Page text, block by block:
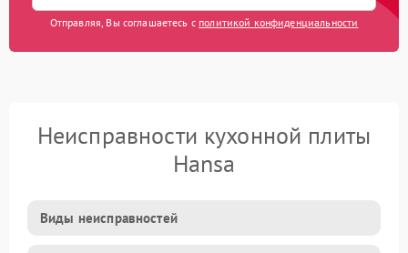
Отправляя, Вы соглашаетесь с политикой конфиденциальности
Неисправности кухонной плиты
Hansa
Виды неисправностей